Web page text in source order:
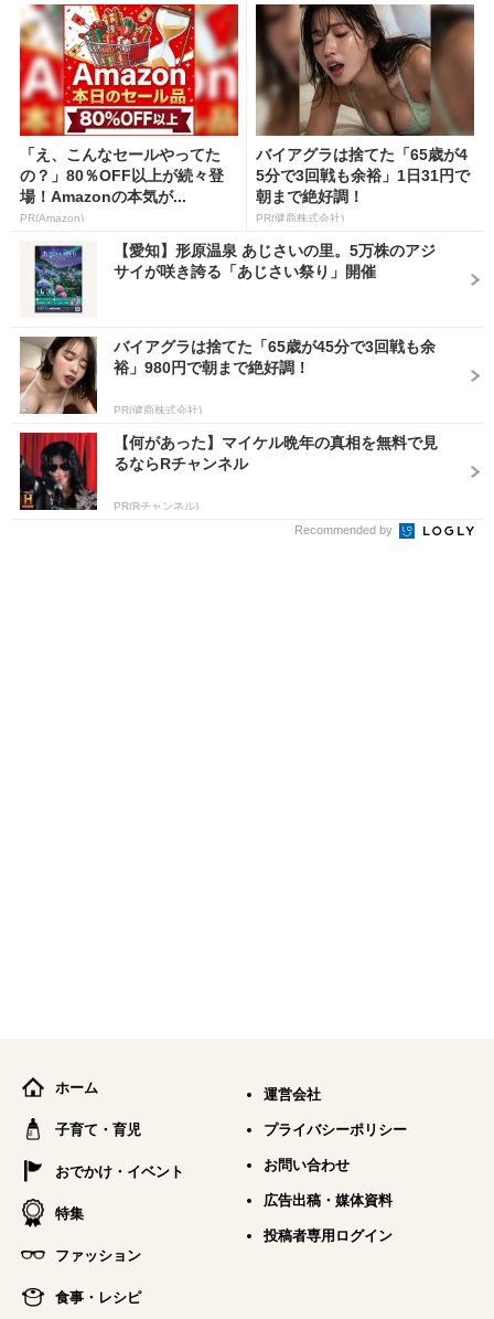
「え、こんなセールやってた
の？」80％OFF以上が続々登
場！Amazonの本気が...
PR(Amazon)
バイアグラは捨てた「65歳が4
5分で3回戦も余裕」1日31円で
朝まで絶好調！
PR(健商株式会社)
【愛知】形原温泉 あじさいの里。5万株のアジ
サイが咲き誇る「あじさい祭り」開催
バイアグラは捨てた「65歳が45分で3回戦も余
裕」980円で朝まで絶好調！
PR(健商株式会社)
【何があった】マイケル晩年の真相を無料で見
るならRチャンネル
PR(Rチャンネル)
Recommended by
ホーム
子育て・育児
おでかけ・イベント
特集
ファッション
食事・レシピ
運営会社
プライバシーポリシー
お問い合わせ
広告出稿・媒体資料
投稿者専用ログイン